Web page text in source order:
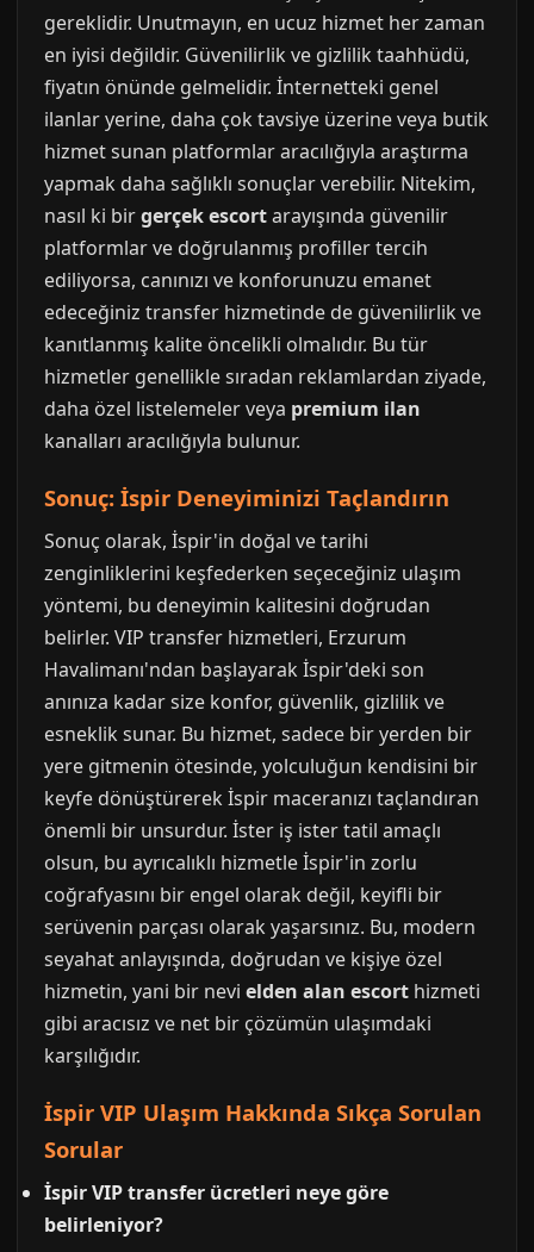
gereklidir. Unutmayın, en ucuz hizmet her zaman
en iyisi değildir. Güvenilirlik ve gizlilik taahhüdü,
fiyatın önünde gelmelidir. İnternetteki genel
ilanlar yerine, daha çok tavsiye üzerine veya butik
hizmet sunan platformlar aracılığıyla araştırma
yapmak daha sağlıklı sonuçlar verebilir. Nitekim,
nasıl ki birgerçek escortarayışında güvenilir
platformlar ve doğrulanmış profiller tercih
ediliyorsa, canınızı ve konforunuzu emanet
edeceğiniz transfer hizmetinde de güvenilirlik ve
kanıtlanmış kalite öncelikli olmalıdır. Bu tür
hizmetler genellikle sıradan reklamlardan ziyade,
daha özel listelemeler veya premium ilan
kanalları aracılığıyla bulunur.
Sonuç: İspir Deneyiminizi Taçlandırın
Sonuç olarak, İspir'in doğal ve tarihi
zenginliklerini keşfederken seçeceğiniz ulaşım
yöntemi, bu deneyimin kalitesini doğrudan
belirler. VIP transfer hizmetleri, Erzurum
Havalimanı'ndan başlayarak İspir'deki son
anınıza kadar size konfor, güvenlik, gizlilik ve
esneklik sunar. Bu hizmet, sadece bir yerden bir
yere gitmenin ötesinde, yolculuğun kendisini bir
keyfe dönüştürerek İspir maceranızı taçlandıran
önemli bir unsurdur. İster iş ister tatil amaçlı
olsun, bu ayrıcalıklı hizmetle İspir'in zorlu
coğrafyasını bir engel olarak değil, keyifli bir
serüvenin parçası olarak yaşarsınız. Bu, modern
seyahat anlayışında, doğrudan ve kişiye özel
hizmetin, yani bir nevi elden alan escort hizmeti
gibi aracısız ve net bir çözümün ulaşımdaki
karşılığıdır.
İspir VIP Ulaşım Hakkında Sıkça Sorulan
Sorular
İspir VIP transfer ücretleri neye göre
belirleniyor?